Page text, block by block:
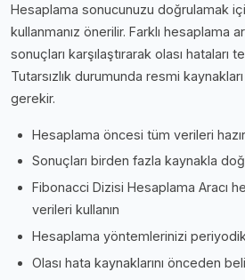
Hesaplama sonucunuzu doğrulamak
kullanmanız önerilir. Farklı hesaplama
sonuçları karşılaştırarak olası hataları
Tutarsızlık durumunda resmi
gerekir.
Hesaplama öncesi tüm verileri
Sonuçları birden fazla kaynakla
Fibonacci Dizisi Hesaplama Aracı
verileri kullanın
Hesaplama yöntemlerinizi
Olası hata kaynaklarını önceden